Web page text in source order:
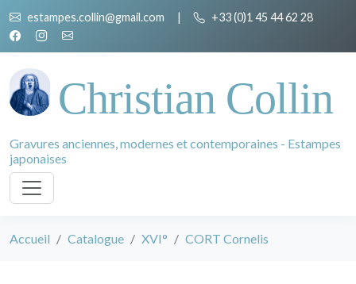
estampes.collin@gmail.com | +33 (0)1 45 44 62 28
Christian Collin
Gravures anciennes, modernes et contemporaines - Estampes
japonaises
Accueil Catalogue XVI° CORT Cornelis